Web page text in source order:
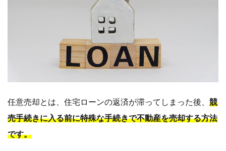
任意売却とは、住宅ローンの返済が滞ってしまった後、 競
売手続きに入る前に特殊な手続きで不動産を売却する方法
です。